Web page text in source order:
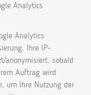
Analytics
Analytics
Ihre IP-
anonymisiert, sobald
Auftrag wird
um Ihre Nutzung der